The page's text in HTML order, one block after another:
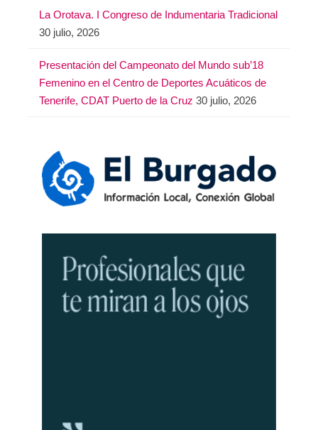
La Orotava. I Congreso de Indumentaria Tradicional
30 julio, 2026
Presentación del Campeonato del Mundo sub’18
Femenino en el Centro de Deportes Acuáticos de
Tenerife, CDAT Puerto de la Cruz 30 julio, 2026